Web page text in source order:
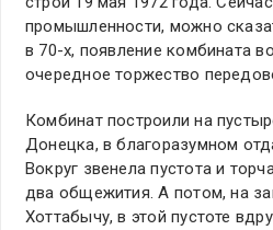
промышленности, можно
в 70-х, появление комбината
очередное торжество
Комбинат построили на
Донецка, в благоразумном
Вокруг звенела пустота и
два общежития. А потом, на
Хоттабычу, в этой пустоте